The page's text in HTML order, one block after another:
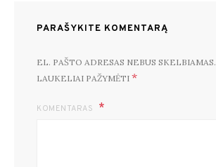
PARAŠYKITE KOMENTARĄ
EL. PAŠTO ADRESAS NEBUS SKELBIAMAS.
LAUKELIAI PAŽYMĖTI *
KOMENTARAS